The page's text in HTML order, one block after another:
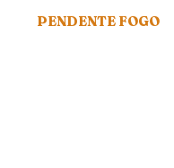
PENDENTE FOGO